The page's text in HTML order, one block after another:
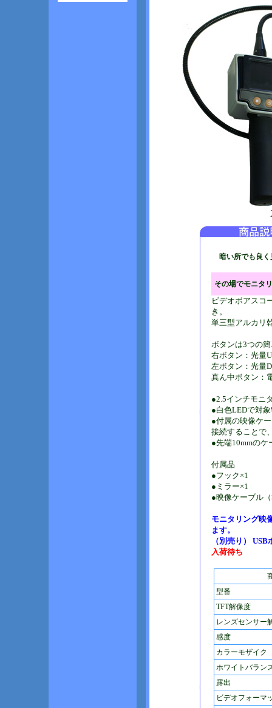
暗い所でも良く
その場でモニタ
ビデオボアスコ
き。
単三型アルカリ
ボタンは3つの
右ボタン：光量
左ボタン：光量
真ん中ボタン：
●2.5インチモニ
●白色LEDで対
●付属の映像ケ
接続することで
●先端10mmのケ
付属品
●フック×1
●ミラー×1
●映像ケーブル
モニタリング映
ます。
（別売り）
入荷待ち
型番
TFT解像度
レンズセンサー
感度
カラーモザイク
ホワイトバラン
露出
ビデオフォーマ